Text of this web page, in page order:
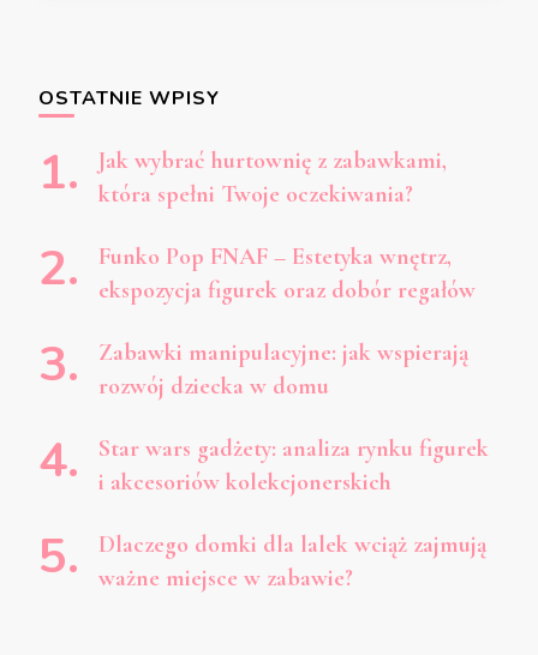
OSTATNIE WPISY
Jak wybrać hurtownię z zabawkami,
która spełni Twoje oczekiwania?
Funko Pop FNAF – Estetyka wnętrz,
ekspozycja figurek oraz dobór regałów
Zabawki manipulacyjne: jak wspierają
rozwój dziecka w domu
Star wars gadżety: analiza rynku figurek
i akcesoriów kolekcjonerskich
Dlaczego domki dla lalek wciąż zajmują
ważne miejsce w zabawie?